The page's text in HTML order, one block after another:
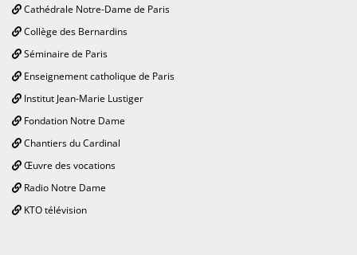
Cathédrale Notre-Dame de Paris
Collège des Bernardins
Séminaire de Paris
Enseignement catholique de Paris
Institut Jean-Marie Lustiger
Fondation Notre Dame
Chantiers du Cardinal
Œuvre des vocations
Radio Notre Dame
KTO télévision